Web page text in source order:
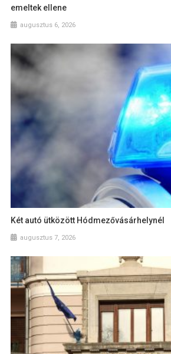
emeltek ellene
augusztus 6, 2026
Két autó ütközött Hódmezővásárhelynél
augusztus 7, 2026